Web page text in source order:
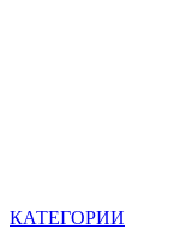
КАТЕГОРИИ